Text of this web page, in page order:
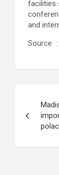
facilities
and
Source